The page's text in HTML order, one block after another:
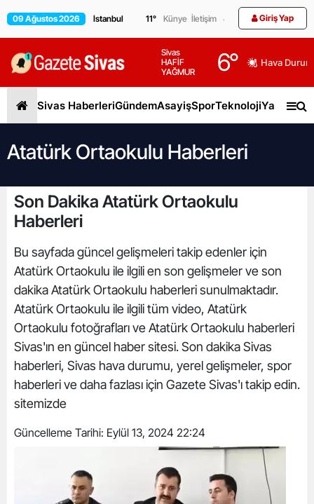
09 Ağustos 2026 11° Künye İletişim Giriş Yap
Sivas
HAFİF
YAĞMUR
6° Hava
Sivas HaberleriGündemAsayişSporTeknolojiYaşam
Atatürk Ortaokulu Haberleri
Son Dakika Atatürk Ortaokulu
Haberleri
Bu sayfada güncel gelişmeleri takip edenler için
Atatürk Ortaokulu ile ilgili en son gelişmeler ve son
dakika Atatürk Ortaokulu haberleri sunulmaktadır.
Atatürk Ortaokulu ile ilgili tüm video, Atatürk
Ortaokulu fotoğrafları ve Atatürk Ortaokulu haberleri
Sivas'ın en güncel haber sitesi. Son dakika Sivas
haberleri, Sivas hava durumu, yerel gelişmeler, spor
haberleri ve daha fazlası için Gazete Sivas'ı takip edin.
sitemizde
Güncelleme Tarihi: Eylül 13, 2024 22:24